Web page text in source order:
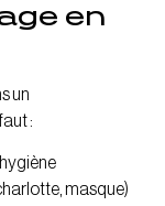
en
un
:
masque)